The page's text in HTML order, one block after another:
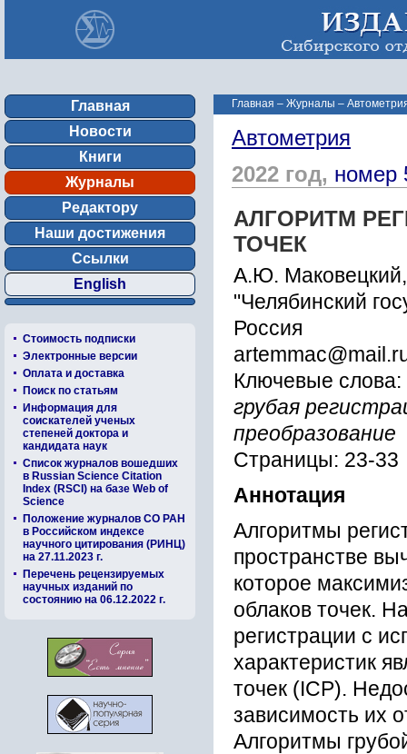
Главная
Новости
Книги
Журналы
Редактору
Наши достижения
Ссылки
English
Стоимость подписки
Электронные версии
Оплата и доставка
Поиск по статьям
Информация для
соискателей ученых
степеней доктора и
кандидата наук
Список журналов вошедших
в Russian Science Citation
Index (RSCI) на базе Web of
Science
Положение журналов СО РАН
в Российском индексе
научного цитирования (РИНЦ)
на 27.11.2023 г.
Перечень рецензируемых
научных изданий по
состоянию на 06.12.2022 г.
Главная – Журналы –
Автометрия
2022 год, номер
АЛГОРИТМ
ТОЧЕК
А.Ю.
"Челябинский
Россия
Ключевые слова:
грубая
преобразование
Страницы: 23-33
Аннотация
Алгоритмы
пространстве
которое
облаков точек.
регистрации с
характеристик
точек (ICP).
зависимость их
Алгоритмы